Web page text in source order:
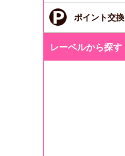
ポイント交換
レーベルから探す